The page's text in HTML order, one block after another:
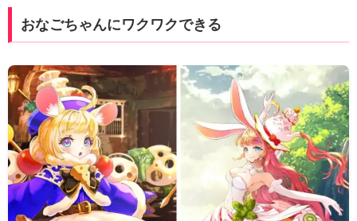
おなごちゃんにワクワクできる